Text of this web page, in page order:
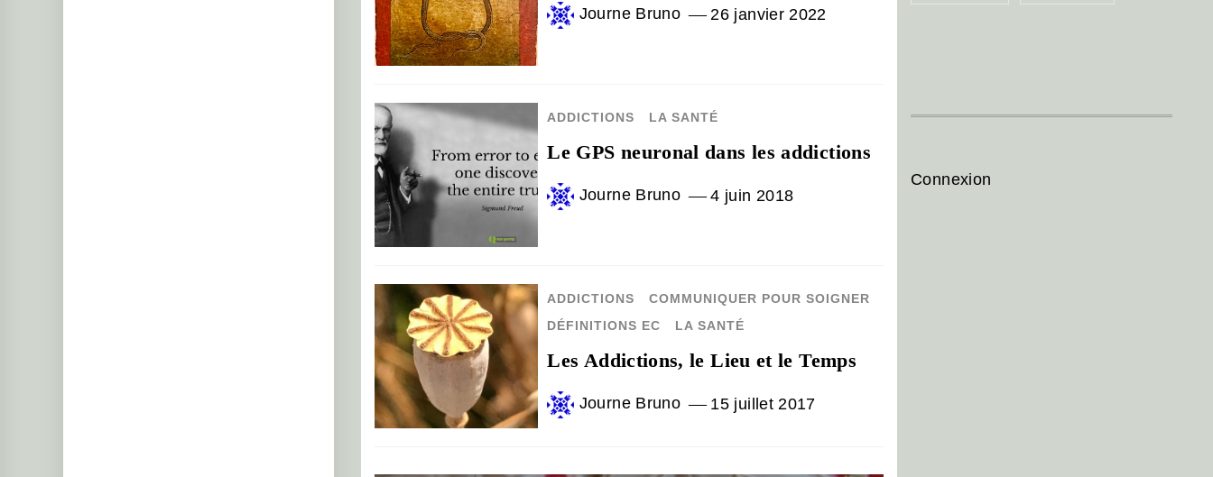
Journe Bruno 26 janvier 2022
ADDICTIONS LA SANTÉ
Le GPS neuronal dans les addictions
Journe Bruno 4 juin 2018
ADDICTIONS
COMMUNIQUER POUR SOIGNER
DÉFINITIONS EC
LA SANTÉ
Les Addictions, le Lieu et le Temps
Journe Bruno 15 juillet 2017
Connexion